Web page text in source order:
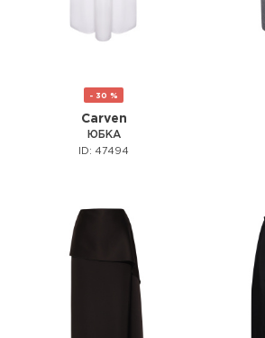
- 30 %
Carven
ЮБКА
ID: 47494